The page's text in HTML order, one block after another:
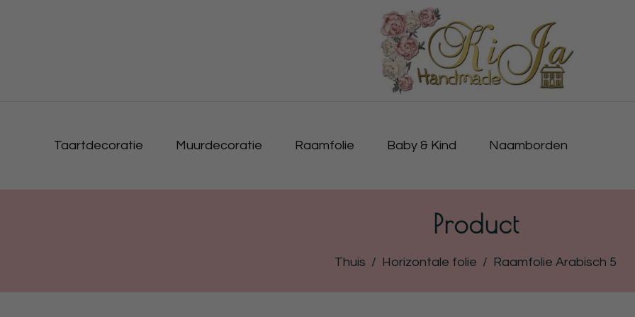
Taartdecoratie Muurdecoratie Raamfolie Baby & Kind Naamborden
Product
Thuis / Horizontale folie / Raamfolie Arabisch 5